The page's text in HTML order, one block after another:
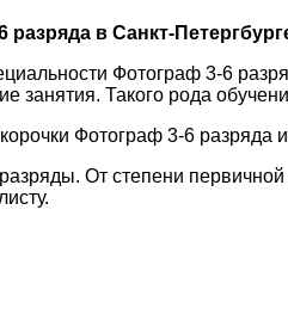
в Санкт-
Фотограф 3-6
занятия. Такого рода
Фотограф 3-6
От степени